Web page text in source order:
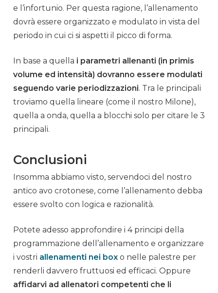
e l’infortunio. Per questa ragione, l’allenamento
dovrà essere organizzato e modulato in vista del
periodo in cui ci si aspetti il picco di forma.
In base a quella i parametri allenanti (in primis
volume ed intensità) dovranno essere modulati
seguendo varie periodizzazioni. Tra le principali
troviamo quella lineare (come il nostro Milone),
quella a onda, quella a blocchi solo per citare le 3
principali.
Conclusioni
Insomma abbiamo visto, servendoci del nostro
antico avo crotonese, come l’allenamento debba
essere svolto con logica e razionalità.
Potete adesso approfondire i 4 principi della
programmazione dell’allenamento e organizzare
i vostri allenamenti nei boxo nelle palestre per
renderli davvero fruttuosi ed efficaci. Oppure
affidarvi ad allenatori competenti che li